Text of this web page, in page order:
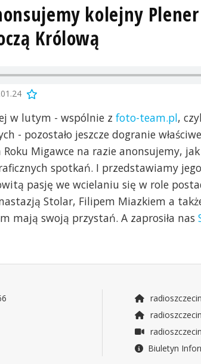
kolejny
Królową
w lutym - wspólnie z foto-team.pl,
- pozostało jeszcze dogranie
Migawce na razie anonsujemy,
spotkań. I przedstawiamy
pasję we wcielaniu się w role
Stolar, Filipem Miazkiem a
mają swoją przystań. A zaprosiła nas
Biuletyn